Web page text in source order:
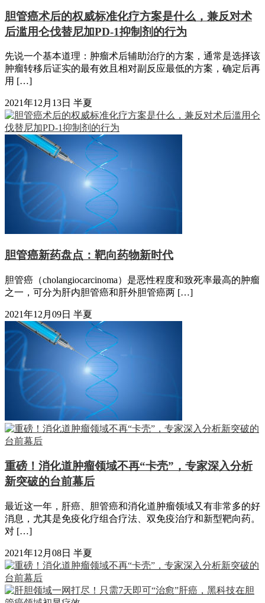
胆管癌术后的权威标准化疗方案是什么，兼反对术
后滥用仑伐替尼加PD-1抑制剂的行为
先说一个基本道理：肿瘤术后辅助治疗的方案，通常是选择该
肿瘤转移后证实的最有效且相对副反应最低的方案，确定后再
用 […]
2021年12月13日 半夏
胆管癌新药盘点：靶向药物新时代
胆管癌（cholangiocarcinoma）是恶性程度和致死率最高的肿瘤
之一，可分为肝内胆管癌和肝外胆管癌两 […]
2021年12月09日 半夏
重磅！消化道肿瘤领域不再“卡壳”，专家深入分析
新突破的台前幕后
最近这一年，肝癌、胆管癌和消化道肿瘤领域又有非常多的好
消息，尤其是免疫化疗组合疗法、双免疫治疗和新型靶向药。
对 […]
2021年12月08日 半夏